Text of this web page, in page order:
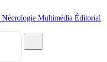
Nécrologie Multimédia Éditorial